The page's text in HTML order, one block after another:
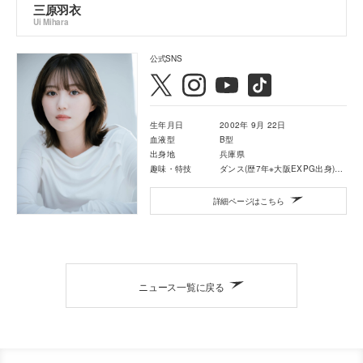
三原羽衣
Ui Mihara
公式SNS
生年月日
2002年 9月 22日
血液型
B型
出身地
兵庫県
趣味・特技
詳細ページはこちら
ニュース一覧に戻る